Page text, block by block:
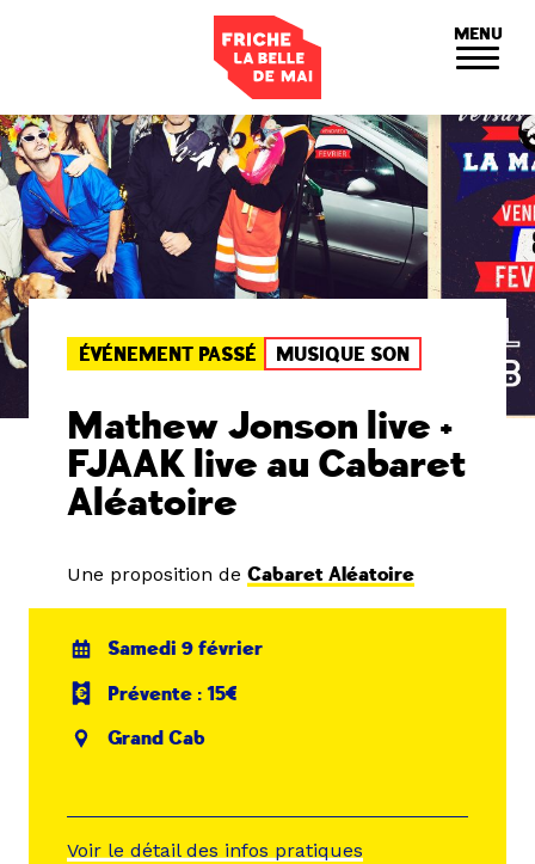
MENU
ÉVÉNEMENT PASSÉ MUSIQUE SON
Mathew Jonson live +
FJAAK live au Cabaret
Aléatoire
Une proposition de Cabaret Aléatoire
Samedi 9 février
Prévente : 15€
Grand Cab
Voir le détail des infos pratiques
Panneau de gestion des cookies